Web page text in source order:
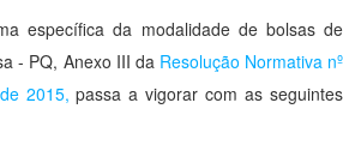
da modalidade de bolsas de
- PQ, Anexo III da Resolução Normativa nº
2015, passa a vigorar com as seguintes